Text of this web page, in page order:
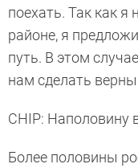
поехать. Так как я
районе, я
путь. В этом
нам сделать
CHIP: Наполовину
Более половины